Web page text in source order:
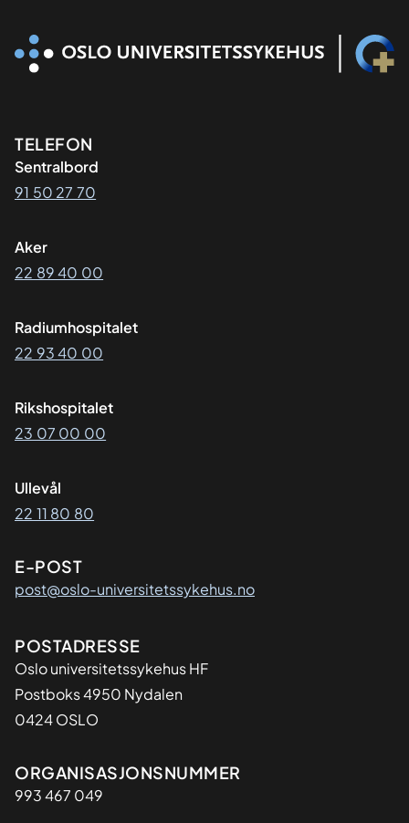
Kontaktinformasjon
TELEFON
Sentralbord
91 50 27 70
Aker
22 89 40 00
Radiumhospitalet
22 93 40 00
Rikshospitalet
23 07 00 00
Ullevål
22 11 80 80
E-POST
post@oslo-universitetssykehus.no
Adresse
POSTADRESSE
Oslo universitetssykehus HF
Postboks 4950 Nydalen
0424 OSLO
Organisasjon
ORGANISASJONSNUMMER
993 467 049